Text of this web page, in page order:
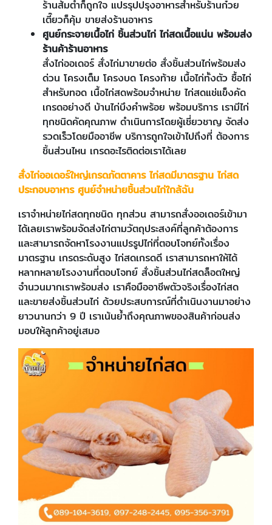
ร้านส้มตำก็ถูกใจ แปรรุปปรุงอาหารสำหรับร้านก๋วย
เตี๊ยวก็คุ้ม ขายส่งร้านอาหาร
ศูนย์กระจายเนื้อไก่ ชิ้นส่วนไก่ ไก่สดเนื้อแน่น พร้อมส่ง
ร้านค้าร้านอาหาร
สั่งไก่ออเดอร์ สั่งไก่มาขายต่อ สั่งชิ้นส่วนไก่พร้อมส่ง
ด่วน โครงเต็ม โครงบด โครงท้าย เนื้อไก่ทั้งตัว ซื้อไก่
สำหรับทอด เนื้อไก่สดพร้อมจำหน่าย ไก่สดแช่แข็งคัด
เกรดอย่างดี บ้านไก่บึงคำพร้อย พร้อมบริการ เรามีไก่
ทุกชนิดคัดคุณภาพ ดำเนินการโดยผู้เชี่ยวชาญ จัดส่ง
รวดเร็วโดยมืออาชีพ บริการถูกใจเข้าไปถึงที่ ต้องการ
ชิ้นส่วนไหน เกรดอะไรติดต่อเราได้เลย
สั่งไก่ออเดอร์ใหญ่เกรดภัตตาคาร ไก่สดมีมาตรฐาน ไก่สด
ประกอบอาหาร ศูนย์จำหน่ายชิ้นส่วนไก่ใกล้ฉัน
เราจำหน่ายไก่สดทุกชนิด ทุกส่วน สามารถสั่งออเดอร์เข้ามา
ได้เลยเราพร้อมจัดส่งไก่ตามวัตถุประสงค์ที่ลูกค้าต้องการ
และสามารถจัดหาโรงงานแปรรูปไก่ที่ตอบโจทย์ทั้งเรื่อง
มาตรฐาน เกรดระดับสูง ไก่สดเกรดดี เราสามารถหาให้ได้
หลากหลายโรงงานที่ตอบโจทย์ สั่งชิ้นส่วนไก่สดล็อตใหญ่
จำนวนมากเราพร้อมส่ง เราคือมืออาชีพตัวจริงเรื่องไก่สด
และขายส่งชิ้นส่วนไก่ ด้วยประสบการณ์ที่ดำเนินงานมาอย่าง
ยาวนานกว่า 9 ปี เราเน้นย้ำถึงคุณภาพของสินค้าก่อนส่ง
มอบให้ลูกค้าอยู่เสมอ